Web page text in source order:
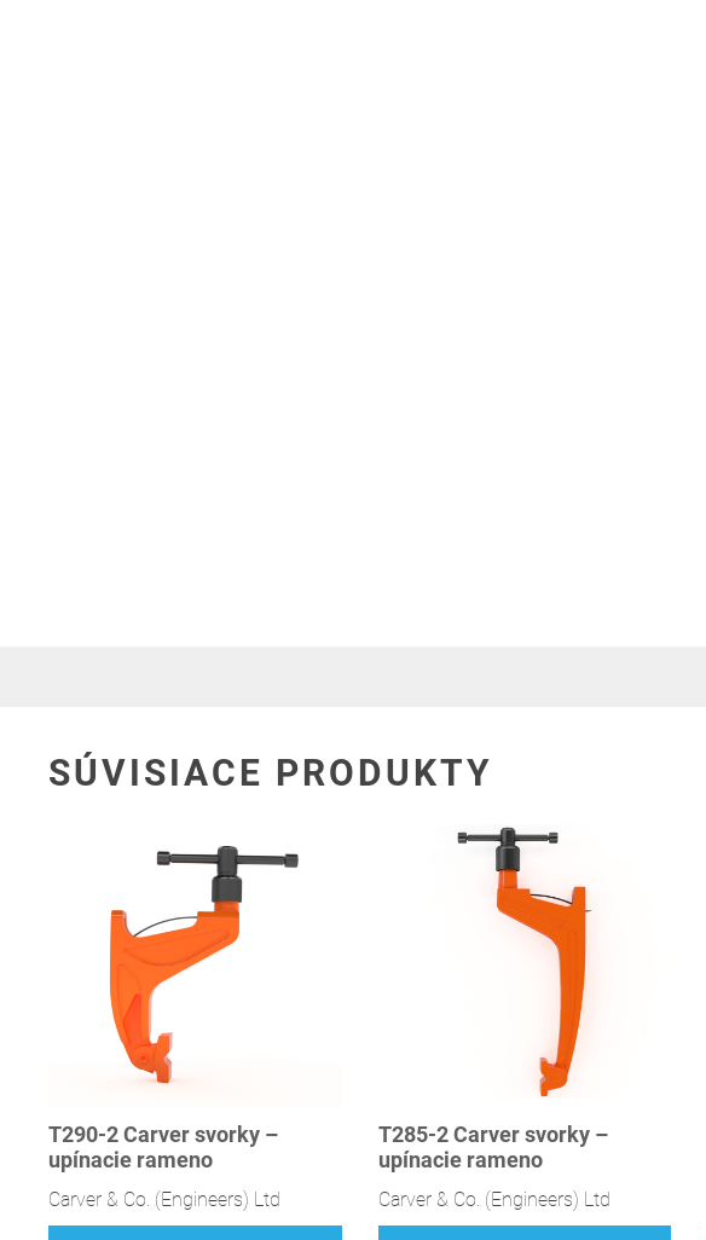
SÚVISIACE PRODUKTY
T290-2 Carver svorky –
upínacie rameno
Carver & Co. (Engineers) Ltd
T285-2 Carver svorky –
upínacie rameno
Carver & Co. (Engineers) Ltd